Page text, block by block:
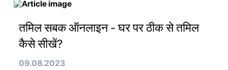
तमिल सबक ऑनलाइन - घर पर ठीक से तमिल
कैसे सीखें?
09.08.2023